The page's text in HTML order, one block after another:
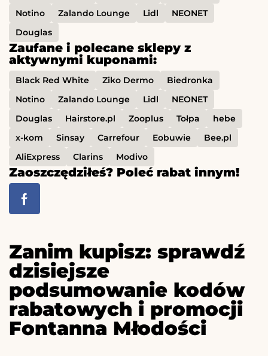
Notino
Zalando Lounge Lidl
NEONET
Douglas
Zaufane i polecane sklepy z
aktywnymi kuponami:
Black Red White Ziko Dermo
Biedronka
Notino
Zalando Lounge Lidl
NEONET
Douglas
Hairstore.pl Zooplus Tołpa
hebe
x-kom
Sinsay Carrefour Eobuwie
Bee.pl
AliExpress
Clarins Modivo
Zaoszczędziłeś? Poleć rabat innym!
Zanim kupisz: sprawdź
dzisiejsze
podsumowanie kodów
rabatowych i promocji
Fontanna Młodości